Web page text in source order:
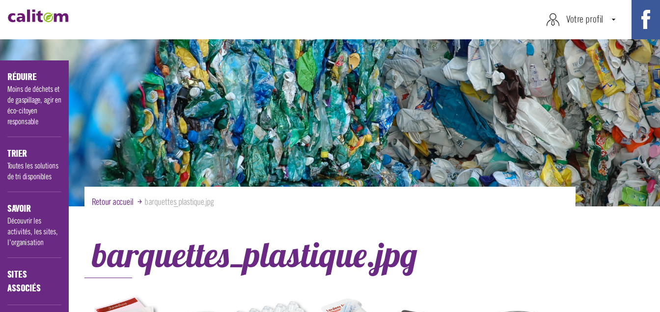
au
contenu
principal
RÉDUIRE
Moins de déchets et
de gaspillage, agir en
éco-citoyen
responsable
TRIER
Toutes les solutions
de tri disponibles
SAVOIR
Découvrir les
activités, les sites,
l'organisation
SITES
ASSOCIÉS
Votre profil
Retour accueil barquettes_plastique.jpg
barquettes_plastique.jpg